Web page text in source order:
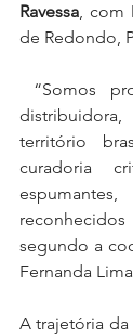
Ravessa, com
de Redondo,
território
curadoria
segundo a
Fernanda
A trajetória da